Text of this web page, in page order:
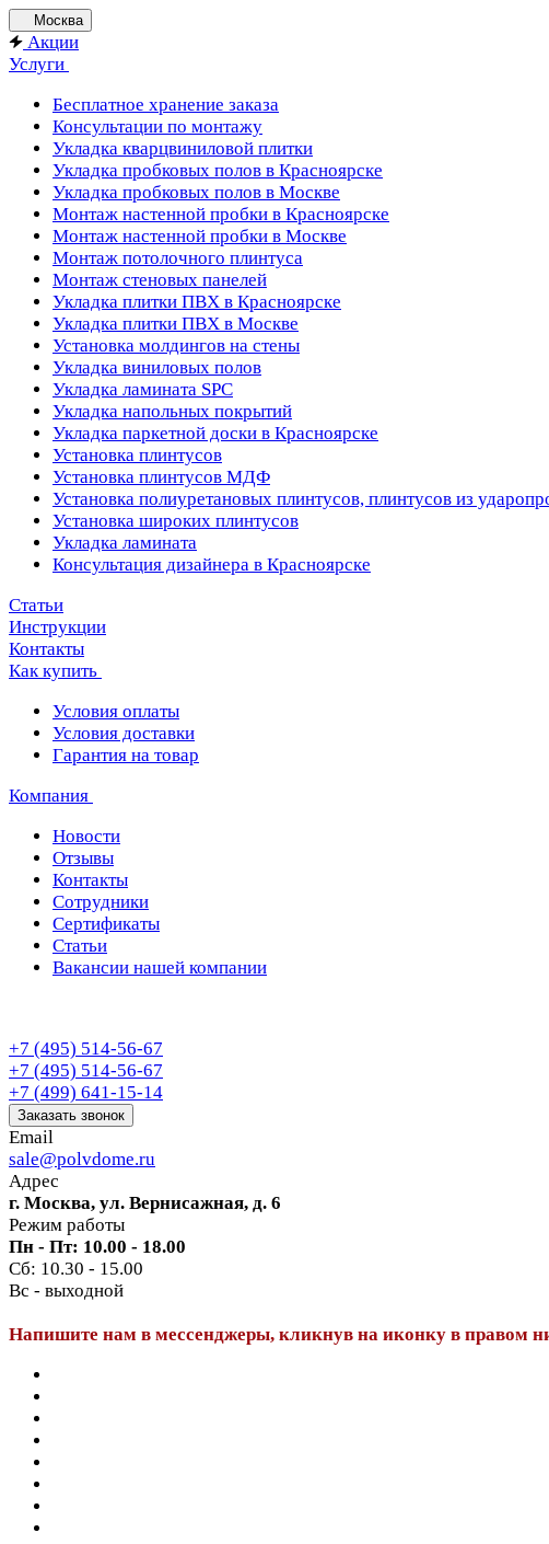
Москва
Акции
Услуги
Бесплатное хранение заказа
Консультации по монтажу
Укладка кварцвиниловой плитки
Укладка пробковых полов в Красноярске
Укладка пробковых полов в Москве
Монтаж настенной пробки в Красноярске
Монтаж настенной пробки в Москве
Монтаж потолочного плинтуса
Монтаж стеновых панелей
Укладка плитки ПВХ в Красноярске
Укладка плитки ПВХ в Москве
Установка молдингов на стены
Укладка виниловых полов
Укладка ламината SPC
Укладка напольных покрытий
Укладка паркетной доски в Красноярске
Установка плинтусов
Установка плинтусов МДФ
Установка полиуретановых плинтусов, плинтусов из
Установка широких плинтусов
Укладка ламината
Консультация дизайнера в Красноярске
Статьи
Инструкции
Контакты
Как купить
Условия оплаты
Условия доставки
Гарантия на товар
Компания
Новости
Отзывы
Контакты
Сотрудники
Сертификаты
Статьи
Вакансии нашей компании
+7 (495) 514-56-67
+7 (495) 514-56-67
+7 (499) 641-15-14
Заказать звонок
Email
sale@polvdome.ru
Адрес
г. Москва, ул. Вернисажная, д. 6
Режим работы
Пн - Пт: 10.00 - 18.00
Сб: 10.30 - 15.00
Вс - выходной
Напишите нам в мессенджеры, кликнув на иконку в правом